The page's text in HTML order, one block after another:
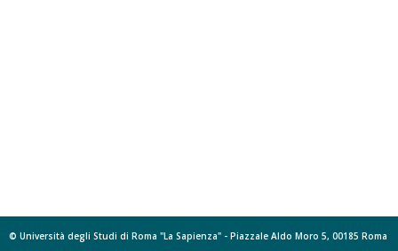
© Università degli Studi di Roma "La Sapienza" - Piazzale Aldo Moro 5, 00185 Roma